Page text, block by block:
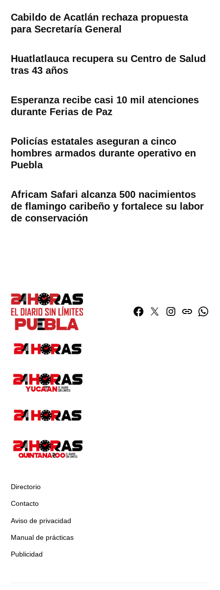
Cabildo de Acatlán rechaza propuesta
para Secretaría General
Huatlatlauca recupera su Centro de Salud
tras 43 años
Esperanza recibe casi 10 mil atenciones
durante Ferias de Paz
Policías estatales aseguran a cinco
hombres armados durante operativo en
Puebla
Africam Safari alcanza 500 nacimientos
de flamingo caribeño y fortalece su labor
de conservación
Facebook
TwitterInstagram
issuu
Directorio
Contacto
Aviso de privacidad
Manual de prácticas
Publicidad